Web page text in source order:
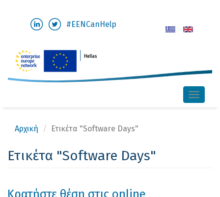
περιεχόμενο
#EENCanHelp
Toggle
Αρχική Ετικέτα "Software Days"
Ετικέτα "Software Days"
Κρατήστε θέση στις online